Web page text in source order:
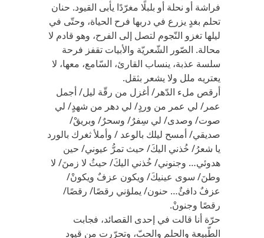
فراشة أو نحلة أو بلبلًا مغرّدًا يأبى القيود. حنان
تحلم بغدٍ يزرع في دربها فرح الحياة، وحتّى في
ليلها تغزو النّجوم لتصل إلى الفرح، وهو قادم لا
محالة. الصّور الشّعريّة والأبيات تقفز فرحة
سلسة عذبة، ينساب القارئ، السّامع، معها، لا
يعتريه ملل ولا يشعر بثقل.
أرقص ملء الدّهر/ أغزل من رقّة ليل/ أجمل
عمر/ لي عمر من وردٍ/ لي دهر من شهدٍ/ لي
صوت/ وصدى/ لي سِفرٌ/ وسحرٌ/ وبريقْ/
صديقي/ أمسح ليلك بالوعد / وأملأ ثغرك بالورد
يا شعرُ/ خُذني اليكَ/ حيث تمرُّ عيوني/ حين
هدوئي… وجنوني/ خُذني اليكَ/ حيثُ لا زمنَ/ لا
وطنَ/ سوى عينيكَ/ ويكون عزفٌ ويكونْ/
عزفٌ دافئٌ… حنون/ يملؤني رقصًا/ رقصًا/
رقصًا وجنونْ.
حرّة أنا قالت في إحدى القصائد، فجابت
الطّبيعة والحلم والحبّ، وتحرّرت من قيود